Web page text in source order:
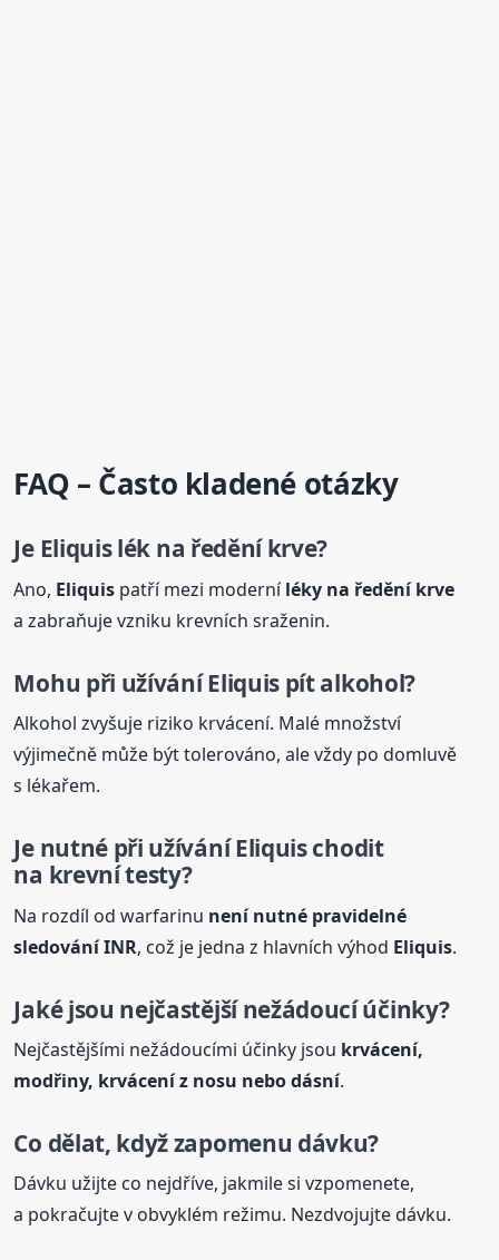
FAQ – Často kladené otázky
Je Eliquislék na ředění krve?
Ano, Eliquis patří mezi moderníléky na ředění krve
a zabraňuje vzniku krevních sraženin.
Mohu při užíváníEliquis pít alkohol?
Alkohol zvyšuje riziko krvácení. Malé množství
výjimečně může být tolerováno, ale vždy po domluvě
s lékařem.
Je nutné při užíváníEliquischodit
na krevní testy?
Na rozdíl od warfarinu není nutné pravidelné
sledování INR, což je jedna z hlavních výhod Eliquis.
Jaké jsou nejčastější nežádoucí účinky?
Nejčastějšími nežádoucími účinky jsou krvácení,
modřiny, krvácení z nosu nebo dásní.
Co dělat, když zapomenu dávku?
Dávku užijte co nejdříve, jakmile si vzpomenete,
a pokračujte v obvyklém režimu. Nezdvojujte dávku.